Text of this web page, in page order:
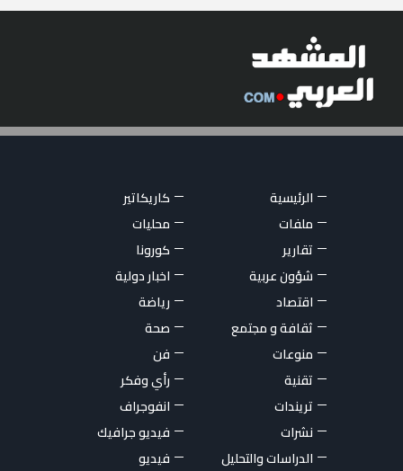
الرئيسية
كاريكاتير
ملفات
محليات
تقارير
كورونا
شؤون عربية
اخبار دولية
اقتصاد
رياضة
ثقافة و مجتمع
صحة
منوعات
فن
تقنية
رأي وفكر
تريندات
انفوجراف
نشرات
فيديو جرافيك
الدراسات والتحليل
فيديو